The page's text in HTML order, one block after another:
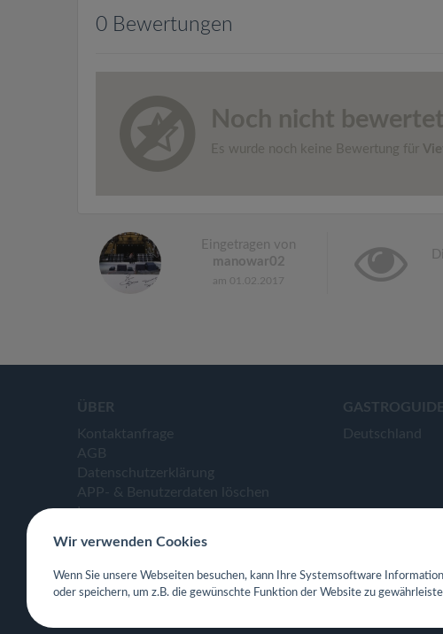
0 Bewertungen
Noch nicht bewertet
Es wurde noch keine Bewertung für
Eingetragen von
manowar02
am 01.02.2017
ÜBER
Kontaktanfrage
AGB
Datenschutzerklärung
APP- & Benutzerdaten löschen
Impressum
GASTROGUIDE
Deutschland
Wir verwenden Cookies
Wenn Sie unsere Webseiten besuchen, kann Ihre Systemsoftware
oder speichern, um z.B. die gewünschte Funktion der Website zu